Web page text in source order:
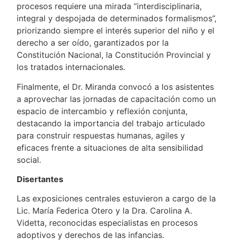
procesos requiere una mirada “interdisciplinaria,
integral y despojada de determinados formalismos”,
priorizando siempre el interés superior del niño y el
derecho a ser oído, garantizados por la
Constitución Nacional, la Constitución Provincial y
los tratados internacionales.
Finalmente, el Dr. Miranda convocó a los asistentes
a aprovechar las jornadas de capacitación como un
espacio de intercambio y reflexión conjunta,
destacando la importancia del trabajo articulado
para construir respuestas humanas, agiles y
eficaces frente a situaciones de alta sensibilidad
social.
Disertantes
Las exposiciones centrales estuvieron a cargo de la
Lic. María Federica Otero y la Dra. Carolina A.
Videtta, reconocidas especialistas en procesos
adoptivos y derechos de las infancias.